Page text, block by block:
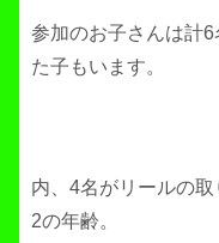
参加のお子さんは計
た子もいます。
内、4名がリールの
2の年齢。